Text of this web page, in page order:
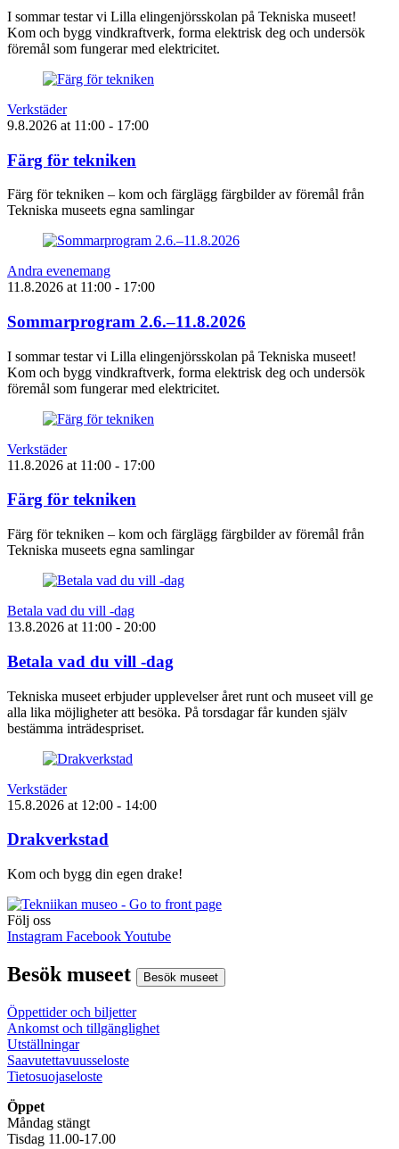
I sommar testar vi Lilla elingenjörsskolan på Tekniska museet!
Kom och bygg vindkraftverk, forma elektrisk deg och undersök
föremål som fungerar med elektricitet.
Verkstäder
9.8.2026 at 11:00 - 17:00
Färg för tekniken
Färg för tekniken – kom och färglägg färgbilder av föremål från
Tekniska museets egna samlingar
Andra evenemang
11.8.2026 at 11:00 - 17:00
Sommarprogram 2.6.–11.8.2026
I sommar testar vi Lilla elingenjörsskolan på Tekniska museet!
Kom och bygg vindkraftverk, forma elektrisk deg och undersök
föremål som fungerar med elektricitet.
Verkstäder
11.8.2026 at 11:00 - 17:00
Färg för tekniken
Färg för tekniken – kom och färglägg färgbilder av föremål från
Tekniska museets egna samlingar
Betala vad du vill -dag
13.8.2026 at 11:00 - 20:00
Betala vad du vill -dag
Tekniska museet erbjuder upplevelser året runt och museet vill ge
alla lika möjligheter att besöka. På torsdagar får kunden själv
bestämma inträdespriset.
Verkstäder
15.8.2026 at 12:00 - 14:00
Drakverkstad
Kom och bygg din egen drake!
Följ oss
Instagram FacebookYoutube
Besök museet Besök museet
Öppettider och biljetter
Ankomst och tillgänglighet
Utställningar
Saavutettavuusseloste
Tietosuojaseloste
Öppet
Måndag stängt
Tisdag 11.00-17.00